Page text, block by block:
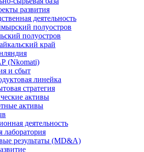
развития
деятельность
полуостров
полуостров
край
(Nkomati)
и сбыт
линейка
стратегия
активы
активы
деятельность
лаборатория
результаты (MD&A)